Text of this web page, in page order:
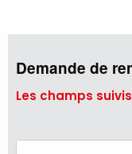
Les champs
M.